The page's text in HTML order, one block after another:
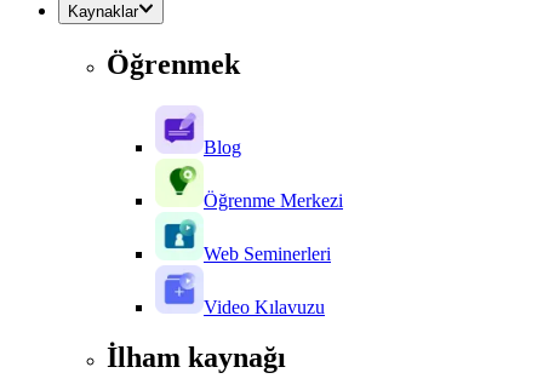
Kaynaklar
Öğrenmek
Blog
Öğrenme Merkezi
Web Seminerleri
Video Kılavuzu
İlham kaynağı